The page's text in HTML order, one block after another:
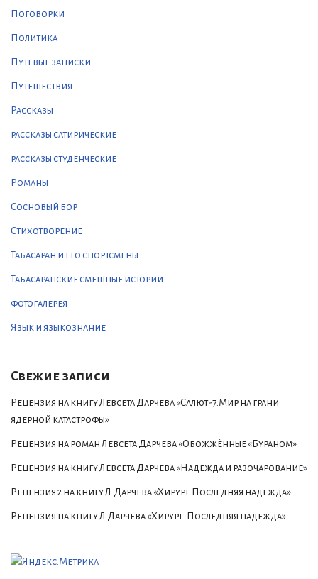
Поговорки
Политика
Путевые записки
Путешествия
Рассказы
рассказы сатирические
рассказы студенческие
Романы
Сосновый бор
Стихотворение
Табасаран и его спортсмены
Табасаранские смешные истории
фотогалерея
Язык и языкознание
Свежие записи
Рецензия на книгу Левсета Дарчева «Салют-7.Мир на грани
ядерной катастрофы»
Рецензия на роман Левсета Дарчева «Обожжённые «Бураном»
Рецензия на книгу Левсета Дарчева «Надежда и разочарование»
Рецензия 2 на книгу Л.Дарчева «Хирург.Последняя надежда»
Рецензия на книгу Л Дарчева «Хирург. Последняя надежда»